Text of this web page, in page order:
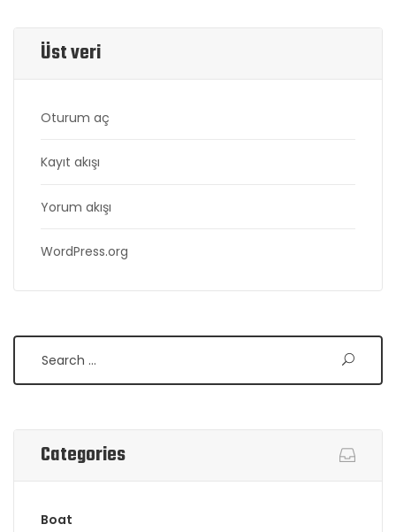
Üst veri
Oturum aç
Kayıt akışı
Yorum akışı
WordPress.org
Categories
Boat